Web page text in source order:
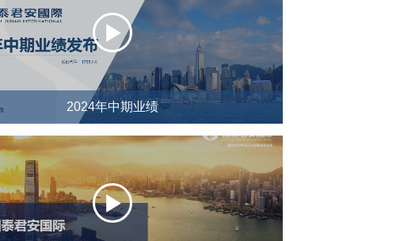
2024年中期业绩